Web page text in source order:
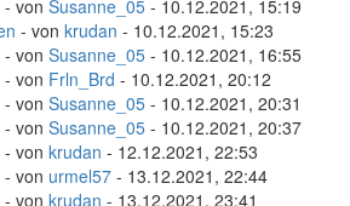
- von Susanne_05 - 10.12.2021, 15:19
- von krudan - 10.12.2021, 15:23
- von Susanne_05 - 10.12.2021, 16:55
- von Frln_Brd - 10.12.2021, 20:12
- von Susanne_05 - 10.12.2021, 20:31
- von Susanne_05 - 10.12.2021, 20:37
- von krudan - 12.12.2021, 22:53
- von urmel57 - 13.12.2021, 22:44
- von krudan - 13.12.2021, 23:41